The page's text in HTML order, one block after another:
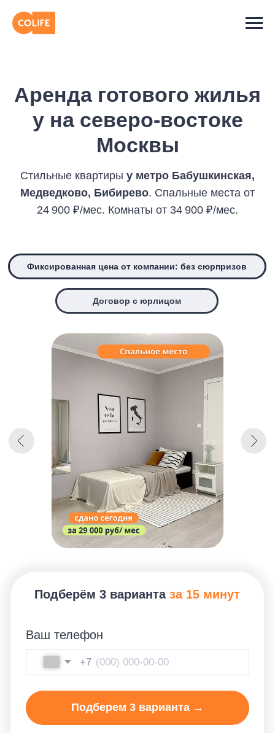
у на северо-востоке
Москвы
Стильные квартирыу метро Бабушкинская,
Медведково, Бибирево . Спальные места от
24 900 ₽/мес. Комнаты от 34 900 ₽/мес.
Ваш телефон
+7
Подберем 3 варианта →
Я даю согласие наобработку
персональных данных
и согласен(-а) сполитикой
Подберём 3 вариантаза 15 минут
Фиксированная цена от компании: без сюрпризов
Договор с юрлицом